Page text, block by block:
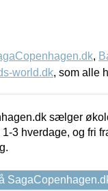
,
world.dk, som alle
sælger
1-3 hverdage, og fri